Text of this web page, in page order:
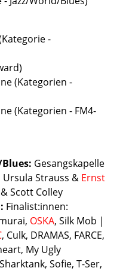
-
(Kategorien -
(Kategorien - FM4-
Gesangskapelle
Ursula Strauss & Ernst
Scott Colley
Finalist:innen:
OSKA, Silk Mob |
, Culk, DRAMAS, FARCE,
My Ugly
Sofie, T-Ser,